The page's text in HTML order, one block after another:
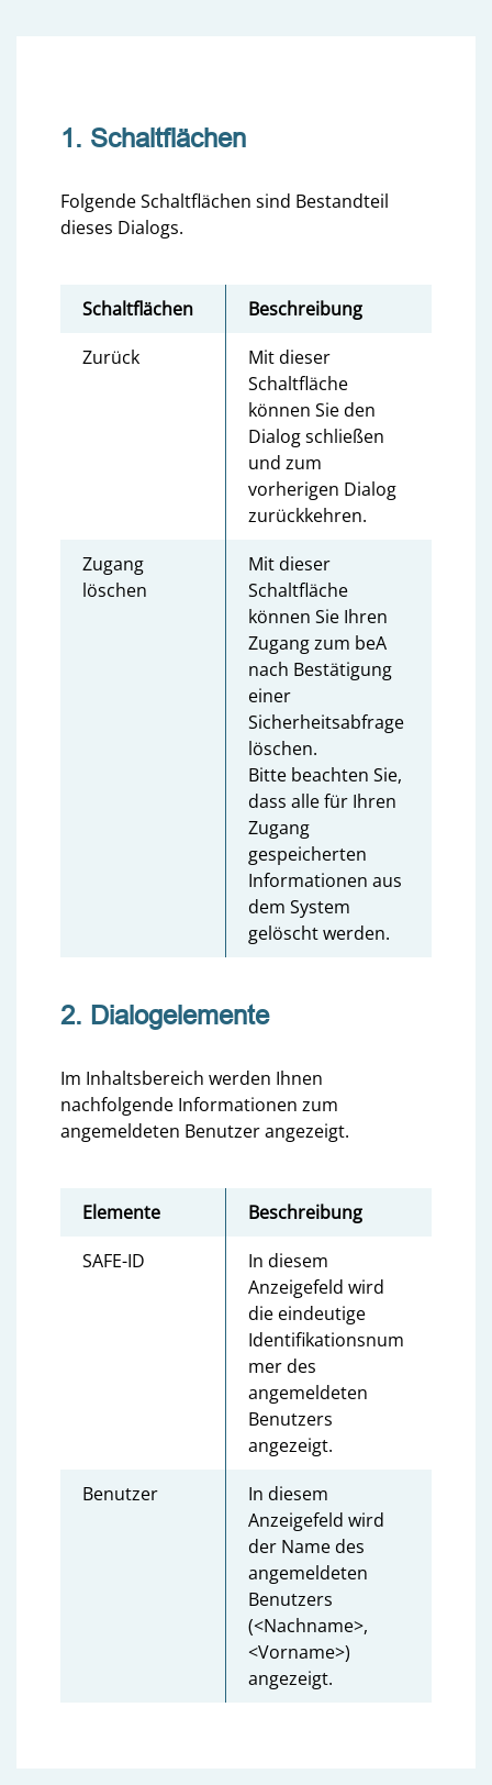
1. Schaltflächen
Folgende Schaltflächen sind Bestandteil
dieses Dialogs.
Schaltflächen
Beschreibung
Zurück
Mit dieser
Schaltfläche
können Sie den
Dialog schließen
und zum
vorherigen Dialog
zurückkehren.
Zugang
löschen
Mit dieser
Schaltfläche
können Sie Ihren
Zugang zum beA
nach Bestätigung
einer
Sicherheitsabfrage
löschen.
Bitte beachten Sie,
dass alle für Ihren
Zugang
gespeicherten
Informationen aus
dem System
gelöscht werden.
2. Dialogelemente
Im Inhaltsbereich werden Ihnen
nachfolgende Informationen zum
angemeldeten Benutzer angezeigt.
Elemente
Beschreibung
SAFE-ID
In diesem
Anzeigefeld wird
die eindeutige
Identifikationsnum
mer des
angemeldeten
Benutzers
angezeigt.
Benutzer
In diesem
Anzeigefeld wird
der Name des
angemeldeten
Benutzers
(<Nachname>,
<Vorname>)
angezeigt.